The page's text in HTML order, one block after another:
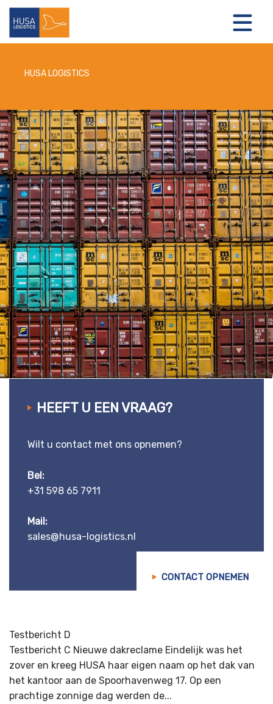
OVER ONS
NIEUWS
CONTACT
HUSA LOGISTICS
HEEFT U EEN VRAAG?
Wilt u contact met ons opnemen?
Bel:
+31 598 65 7911
Mail:
sales@husa-logistics.nl
CONTACT OPNEMEN
Testbericht D
Testbericht C Nieuwe dakreclame Eindelijk was het
zover en kreeg HUSA haar eigen naam op het dak van
het kantoor aan de Spoorhavenweg 17. Op een
prachtige zonnige dag werden de...